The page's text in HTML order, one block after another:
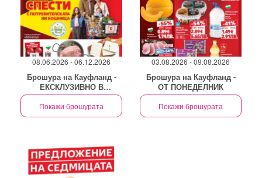
08.06.2026 - 06.12.2026
Брошура на Кауфланд -
ЕКСКЛУЗИВНО В
KAUFLAND!
Покажи брошурата
03.08.2026 - 09.08.2026
Брошура на Кауфланд -
ОТ ПОНЕДЕЛНИК
Покажи брошурата